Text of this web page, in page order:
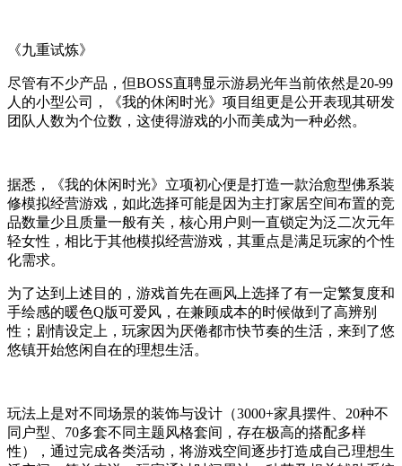
《九重试炼》
尽管有不少产品，但BOSS直聘显示游易光年当前依然是20-99
人的小型公司，《我的休闲时光》项目组更是公开表现其研发
团队人数为个位数，这使得游戏的小而美成为一种必然。
据悉，《我的休闲时光》立项初心便是打造一款治愈型佛系装
修模拟经营游戏，如此选择可能是因为主打家居空间布置的竞
品数量少且质量一般有关，核心用户则一直锁定为泛二次元年
轻女性，相比于其他模拟经营游戏，其重点是满足玩家的个性
化需求。
为了达到上述目的，游戏首先在画风上选择了有一定繁复度和
手绘感的暖色Q版可爱风，在兼顾成本的时候做到了高辨别
性；剧情设定上，玩家因为厌倦都市快节奏的生活，来到了悠
悠镇开始悠闲自在的理想生活。
玩法上是对不同场景的装饰与设计（3000+家具摆件、20种不
同户型、70多套不同主题风格套间，存在极高的搭配多样
性），通过完成各类活动，将游戏空间逐步打造成自己理想生